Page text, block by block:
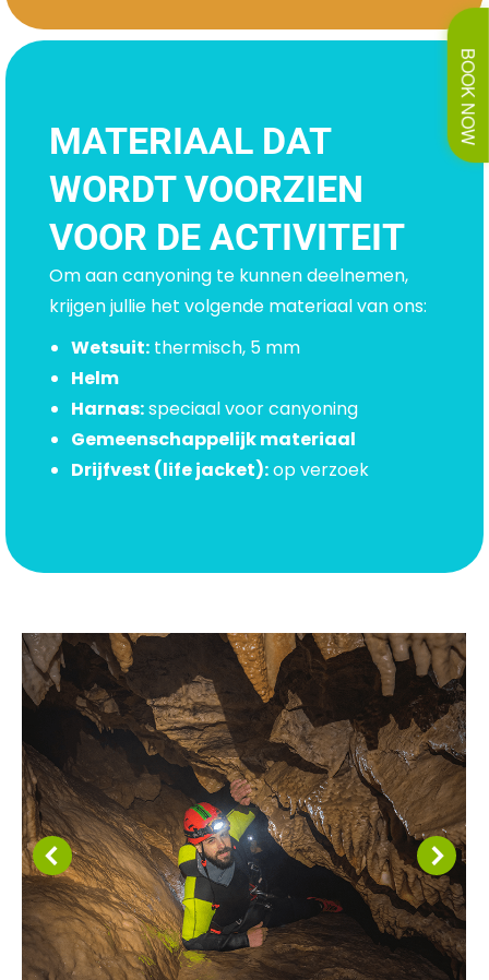
MATERIAAL DAT
WORDT VOORZIEN
VOOR DE ACTIVITEIT
Om aan canyoning te kunnen deelnemen,
krijgen jullie het volgende materiaal van ons:
Wetsuit: thermisch, 5 mm
Helm
Harnas:speciaal voor canyoning
Gemeenschappelijk materiaal
Drijfvest (life jacket):op verzoek
BOOK NOW